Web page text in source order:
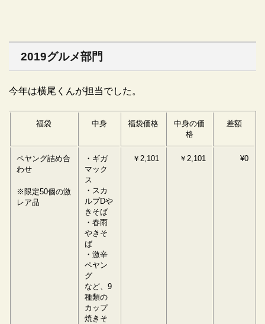
2019グルメ部門
今年は横尾くんが担当でした。
福袋 中身 福袋価格
中身の価
格
差額
ペヤング詰め合
わせ
※限定50個の激
レア品
・ギガ
マック
ス
・スカ
ルプDや
きそば
・春雨
やきそ
ば
・激辛
ペヤン
グ
など、9
種類の
カップ
焼きそ
￥2,101 ￥2,101 ¥0